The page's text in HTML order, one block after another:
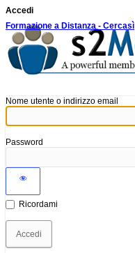
Accedi
Formazione a Distanza - Cercasì
Nome utente o indirizzo email
Password
Ricordami